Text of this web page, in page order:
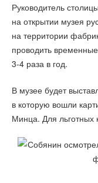
Руководитель столицы
на открытии музея
на территории
проводить
3-4 раза в год.
В музее будет
в которую вошли
Минца. Для льготных